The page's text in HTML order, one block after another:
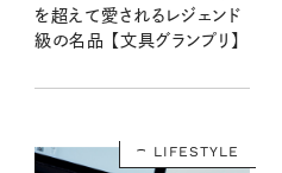
を超えて愛されるレジェンド
級の名品 【文具グランプリ】
LIFESTYLE